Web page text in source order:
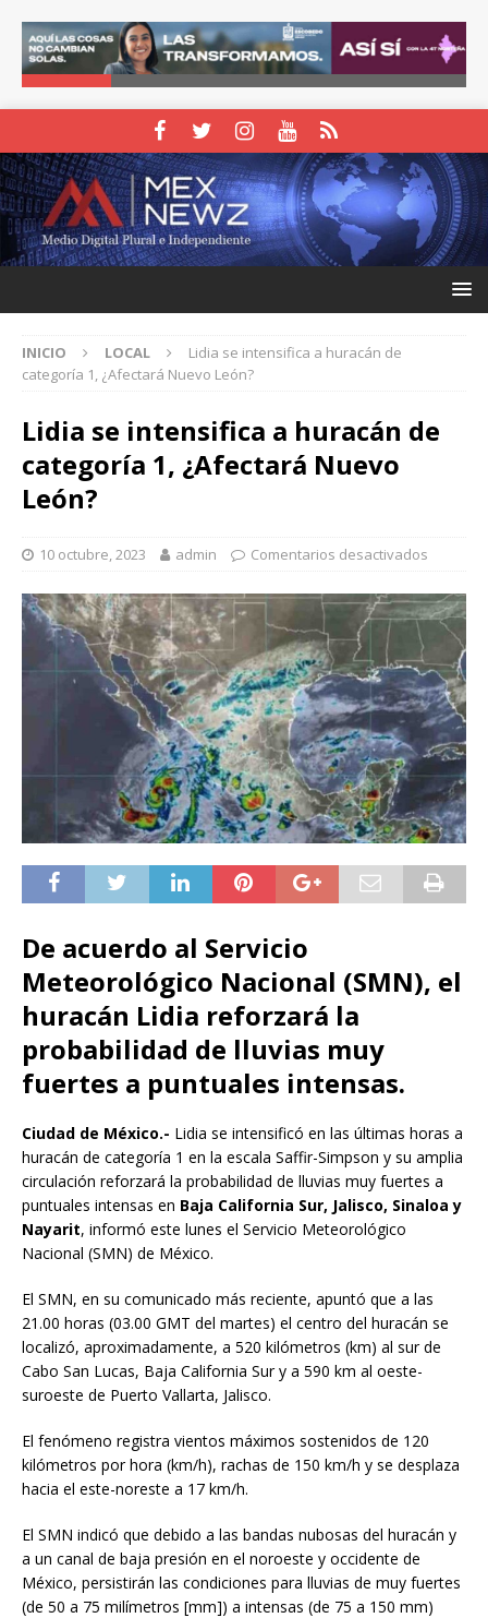
INICIO LOCAL
Lidia se intensifica a huracán de
categoría 1, ¿Afectará Nuevo León?
Lidia se intensifica a huracán de
categoría 1, ¿Afectará Nuevo
León?
10 octubre, 2023 admin Comentarios desactivados
De acuerdo al Servicio
Meteorológico Nacional (SMN), el
huracán Lidia reforzará la
probabilidad de lluvias muy
fuertes a puntuales intensas.
Ciudad de México.- Lidia se intensificó en las últimas horas a
huracán de categoría 1 en la escala Saffir-Simpson y su amplia
circulación reforzará la probabilidad de lluvias muy fuertes a
puntuales intensas en Baja California Sur, Jalisco, Sinaloa y
Nayarit, informó este lunes el Servicio Meteorológico
Nacional (SMN) de México.
El SMN, en su comunicado más reciente, apuntó que a las
21.00 horas (03.00 GMT del martes) el centro del huracán se
localizó, aproximadamente, a 520 kilómetros (km) al sur de
Cabo San Lucas, Baja California Sur y a 590 km al oeste-
suroeste de Puerto Vallarta, Jalisco.
El fenómeno registra vientos máximos sostenidos de 120
kilómetros por hora (km/h), rachas de 150 km/h y se desplaza
hacia el este-noreste a 17 km/h.
El SMN indicó que debido a las bandas nubosas del huracán y
a un canal de baja presión en el noroeste y occidente de
México, persistirán las condiciones para lluvias de muy fuertes
(de 50 a 75 milímetros [mm]) a intensas (de 75 a 150 mm)